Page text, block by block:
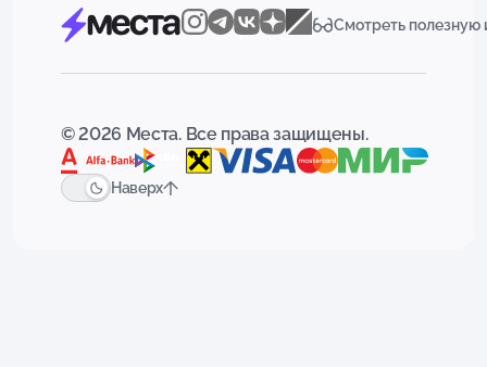
Смотреть
© 2026 Места. Все права защищены.
Наверх